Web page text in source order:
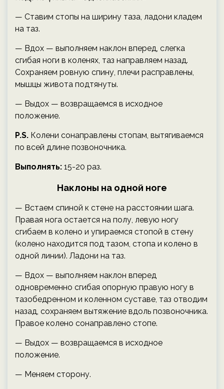
— Ставим стопы на ширину таза, ладони кладем
на таз.
— Вдох — выполняем наклон вперед, слегка
сгибая ноги в коленях, таз направляем назад.
Сохраняем ровную спину, плечи расправлены,
мышцы живота подтянуты.
— Выдох — возвращаемся в исходное
положение.
P.S. Колени сонаправлены стопам, вытягиваемся
по всей длине позвоночника.
Выполнять: 15-20 раз.
Наклоны на одной ноге
— Встаем спиной к стене на расстоянии шага.
Правая нога остается на полу, левую ногу
сгибаем в колено и упираемся стопой в стену
(колено находится под тазом, стопа и колено в
одной линии). Ладони на таз.
— Вдох — выполняем наклон вперед
одновременно сгибая опорную правую ногу в
тазобедренном и коленном суставе, таз отводим
назад, сохраняем вытяжение вдоль позвоночника.
Правое колено сонаправлено стопе.
— Выдох — возвращаемся в исходное
положение.
— Меняем сторону.